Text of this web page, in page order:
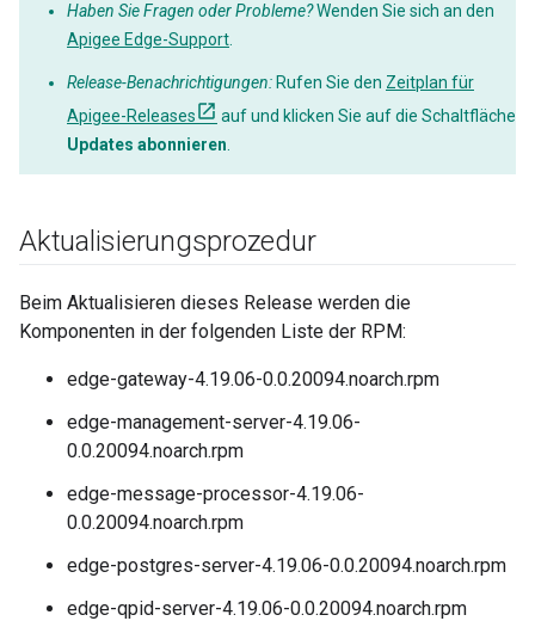
Haben Sie Fragen oder Probleme?Wenden Sie sich an den
Apigee Edge-Support
Release-Benachrichtigungen: Rufen Sie den Zeitplan für
Apigee-Releases
auf und klicken Sie auf die Schaltfläche
Updates abonnieren
Aktualisierungsprozedur
Beim Aktualisieren dieses Release werden die
Komponenten in der folgenden Liste der RPM:
edge-gateway-4.19.06-0.0.20094.noarch.rpm
edge-management-server-4.19.06-
0.0.20094.noarch.rpm
edge-message-processor-4.19.06-
0.0.20094.noarch.rpm
edge-postgres-server-4.19.06-0.0.20094.noarch.rpm
edge-qpid-server-4.19.06-0.0.20094.noarch.rpm